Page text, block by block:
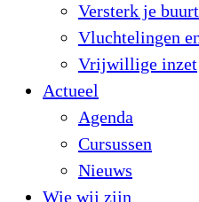
Versterk je buurt
Vluchtelingen
Vrijwillige inzet
Actueel
Agenda
Cursussen
Nieuws
Wie wij zijn